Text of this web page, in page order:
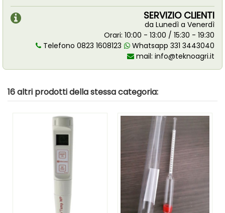
SERVIZIO CLIENTI
da Lunedì a Venerdì
Orari: 10:00 - 13:00 / 15:30 - 19:30
Telefono 0823 1608123
Whatsapp 331 3443040
mail: info@teknoagri.it
16 altri prodotti della stessa categoria: